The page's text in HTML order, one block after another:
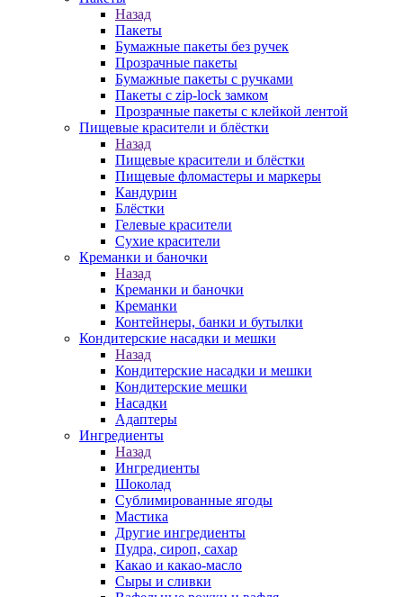
Назад
Пакеты
Бумажные пакеты без ручек
Прозрачные пакеты
Бумажные пакеты с ручками
Пакеты с zip-lock замком
Прозрачные пакеты с клейкой лентой
Пищевые красители и блёстки
Назад
Пищевые красители и блёстки
Пищевые фломастеры и маркеры
Кандурин
Блёстки
Гелевые красители
Сухие красители
Креманки и баночки
Назад
Креманки и баночки
Креманки
Контейнеры, банки и бутылки
Кондитерские насадки и мешки
Назад
Кондитерские насадки и мешки
Кондитерские мешки
Насадки
Адаптеры
Ингредиенты
Назад
Ингредиенты
Шоколад
Сублимированные ягоды
Мастика
Другие ингредиенты
Пудра, сироп, сахар
Какао и какао-масло
Сыры и сливки